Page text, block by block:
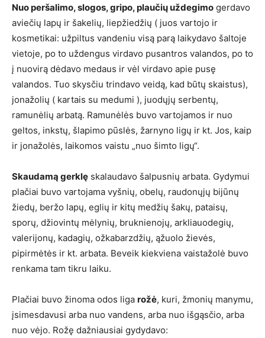
Nuo peršalimo, slogos, gripo, plaučių uždegimo gerdavo
aviečių lapų ir šakelių, liepžiedžių ( juos vartojo ir
kosmetikai: užpiltus vandeniu visą parą laikydavo šaltoje
vietoje, po to uždengus virdavo pusantros valandos, po to
į nuovirą dėdavo medaus ir vėl virdavo apie pusę
valandos. Tuo skysčiu trindavo veidą, kad būtų skaistus),
jonažolių ( kartais su medumi ), juodųjų serbentų,
ramunėlių arbatą. Ramunėlės buvo vartojamos ir nuo
geltos, inkstų, šlapimo pūslės, žarnyno ligų ir kt. Jos, kaip
ir jonažolės, laikomos vaistu „nuo šimto ligų“.
Skaudamą gerklę skalaudavo šalpusnių arbata. Gydymui
plačiai buvo vartojama vyšnių, obelų, raudonųjų bijūnų
žiedų, beržo lapų, eglių ir kitų medžių šakų, pataisų,
sporų, džiovintų mėlynių, bruknienojų, arkliauodegių,
valerijonų, kadagių, ožkabarzdžių, ąžuolo žievės,
pipirmėtės ir kt. arbata. Beveik kiekviena vaistažolė buvo
renkama tam tikru laiku.
Plačiai buvo žinoma odos liga rožė, kuri, žmonių manymu,
įsimesdavusi arba nuo vandens, arba nuo išgąsčio, arba
nuo vėjo. Rožę dažniausiai gydydavo: